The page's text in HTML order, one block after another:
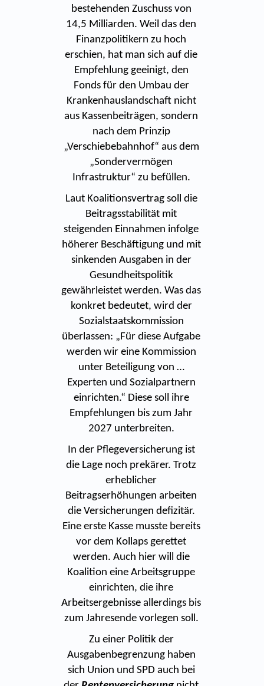
bestehenden Zuschuss von
14,5 Milliarden. Weil das den
Finanzpolitikern zu hoch
erschien, hat man sich auf die
Empfehlung geeinigt, den
Fonds für den Umbau der
Krankenhauslandschaft nicht
aus Kassenbeiträgen, sondern
nach dem Prinzip
„Verschiebebahnhof“ aus dem
„Sondervermögen
Infrastruktur“ zu befüllen.
Laut Koalitionsvertrag soll die
Beitragsstabilität mit
steigenden Einnahmen infolge
höherer Beschäftigung und mit
sinkenden Ausgaben in der
Gesundheitspolitik
gewährleistet werden. Was das
konkret bedeutet, wird der
Sozialstaatskommission
überlassen: „Für diese Aufgabe
werden wir eine Kommission
unter Beteiligung von …
Experten und Sozialpartnern
einrichten.“ Diese soll ihre
Empfehlungen bis zum Jahr
2027 unterbreiten.
In der Pflegeversicherung ist
die Lage noch prekärer. Trotz
erheblicher
Beitragserhöhungen arbeiten
die Versicherungen defizitär.
Eine erste Kasse musste bereits
vor dem Kollaps gerettet
werden. Auch hier will die
Koalition eine Arbeitsgruppe
einrichten, die ihre
Arbeitsergebnisse allerdings bis
zum Jahresende vorlegen soll.
Zu einer Politik der
Ausgabenbegrenzung haben
sich Union und SPD auch bei